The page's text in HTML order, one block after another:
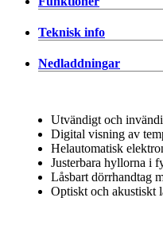
Teknisk info
Nedladdningar
Utvändigt och
Digital visning av
Helautomatisk
Justerbara hyllorna i
Låsbart dörrhandtag
Optiskt och akustiskt